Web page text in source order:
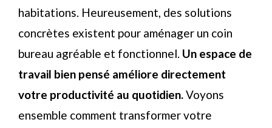
habitations. Heureusement, des solutions
concrètes existent pour aménager un coin
bureau agréable et fonctionnel. Un espace de
travail bien pensé améliore directement
votre productivité au quotidien.Voyons
ensemble comment transformer votre